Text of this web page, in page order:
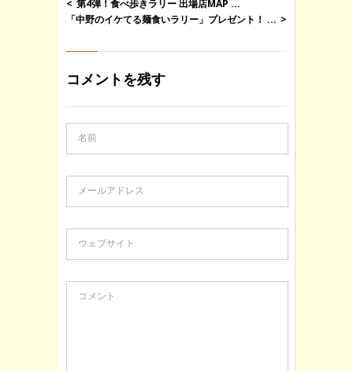
第4弾！食べ歩きラリー 出場店MAP ...
「中野のイケてる麺食いラリー」プレゼント！ ...
コメントを残す
名前
メールアドレス
ウェブサイト
コメント